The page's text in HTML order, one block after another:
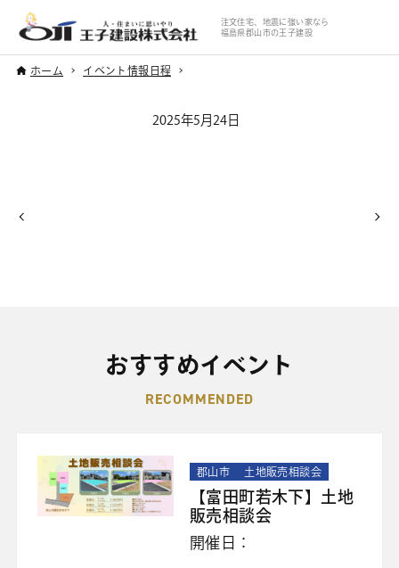
注文住宅、地震に強い家なら
福島県郡山市の王子建設
ホーム イベント情報日程
2025年5月24日
おすすめイベント
RECOMMENDED
郡山市 土地販売相談会
【富田町若木下】土地
販売相談会
開催日：